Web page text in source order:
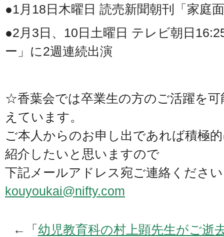
●1月18日木曜日 読売新聞朝刊「家庭
●2月3日、10日土曜日 テレビ朝日
ー」に2週連続出演
☆香葉会では卒業生の方のご活躍を
えています。
ご本人からのお申し出であれば積極
紹介したいと思いますので
下記メールアドレス宛ご連絡くださ
kouyoukai@nifty.com
←「 幼児教育科の村上顕先生がご逝